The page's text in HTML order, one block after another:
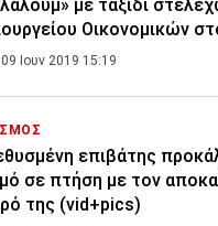
με ταξίδι
Οικονομικών
09 Ιουν 2019 15:19
επιβάτης
σε πτήση με τον
της (vid+pics)